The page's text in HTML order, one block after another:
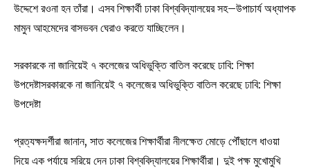
উদ্দেশে রওনা হন তাঁরা। এসব শিক্ষার্থী ঢাকা বিশ্ববিদ্যালয়ের সহ–উপাচার্য অধ্যাপক
মামুন আহমেদের বাসভবন ঘেরাও করতে যাচ্ছিলেন।
সরকারকে না জানিয়েই ৭ কলেজের অধিভুক্তি বাতিল করেছে ঢাবি: শিক্ষা
উপদেষ্টাসরকারকে না জানিয়েই ৭ কলেজের অধিভুক্তি বাতিল করেছে ঢাবি: শিক্ষা
উপদেষ্টা
প্রত্যক্ষদর্শীরা জানান, সাত কলেজের শিক্ষার্থীরা নীলক্ষেত মোড়ে পৌঁছালে ধাওয়া
দিয়ে এক পর্যায়ে সরিয়ে দেন ঢাকা বিশ্ববিদ্যালয়ের শিক্ষার্থীরা। দুই পক্ষ মুখোমুখি